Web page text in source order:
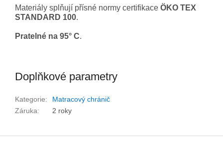
Materiály splňují přísné normy certifikace ÖKO TEX
STANDARD 100.
Pratelné na 95° C.
Doplňkové parametry
Kategorie:
Matracový chránič
Záruka: 2 roky